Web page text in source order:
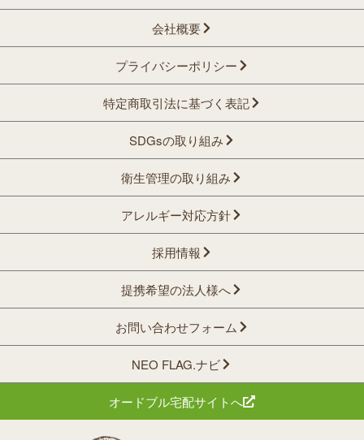
会社概要
プライバシーポリシー
特定商取引法に基づく表記
SDGsの取り組み
衛生管理の取り組み
アレルギー対応方針
採用情報
提携希望の法人様へ
お問い合わせフォーム
NEO FLAG.ナビ
オードブル宅配サイトへ